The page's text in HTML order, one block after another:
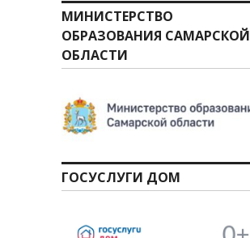
МИНИСТЕРСТВО
ОБРАЗОВАНИЯ САМАРСКОЙ
ОБЛАСТИ
ГОСУСЛУГИ ДОМ